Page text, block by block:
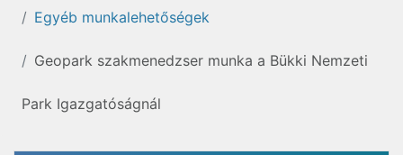
Egyéb munkalehetőségek
Geopark szakmenedzser munka a Bükki Nemzeti
Park Igazgatóságnál